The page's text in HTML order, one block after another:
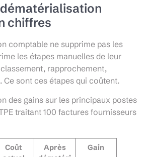
dématérialisation
chiffres
comptable ne supprime pas les
les étapes manuelles de leur
rapprochement,
Ce sont ces étapes qui coûtent.
des gains sur les principaux postes
traitant 100 factures fournisseurs
Coût
Après
Gain